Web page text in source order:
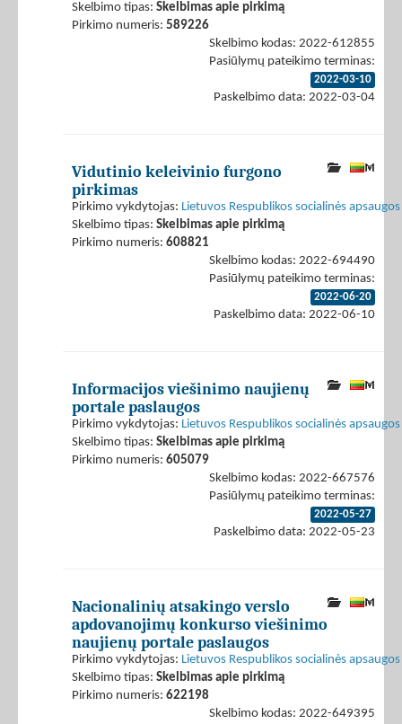
Skelbimo tipas: Skelbimas apie pirkimą
Pirkimo numeris: 589226
Skelbimo kodas: 2022-612855
Pasiūlymų pateikimo terminas:
2022-03-10
Paskelbimo data: 2022-03-04
Vidutinio keleivinio furgono
pirkimas
Pirkimo vykdytojas: Lietuvos Respublikos socialinės
Skelbimo tipas: Skelbimas apie pirkimą
Pirkimo numeris: 608821
Skelbimo kodas: 2022-694490
Pasiūlymų pateikimo terminas:
2022-06-20
Paskelbimo data: 2022-06-10
Informacijos viešinimo naujienų
portale paslaugos
Pirkimo vykdytojas: Lietuvos Respublikos socialinės
Skelbimo tipas: Skelbimas apie pirkimą
Pirkimo numeris: 605079
Skelbimo kodas: 2022-667576
Pasiūlymų pateikimo terminas:
2022-05-27
Paskelbimo data: 2022-05-23
Nacionalinių atsakingo verslo
apdovanojimų konkurso viešinimo
naujienų portale paslaugos
Pirkimo vykdytojas: Lietuvos Respublikos socialinės
Skelbimo tipas: Skelbimas apie pirkimą
Pirkimo numeris: 622198
Skelbimo kodas: 2022-649395